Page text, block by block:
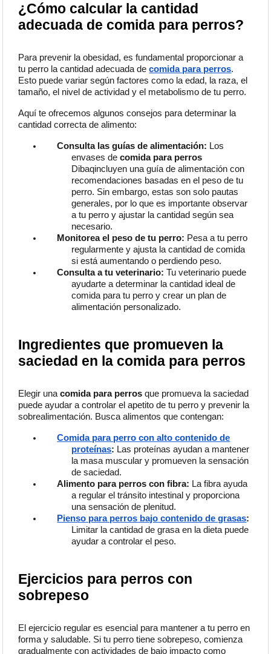
¿Cómo calcular la cantidad
adecuada de comida para perros?
Para prevenir la obesidad, es fundamental proporcionar a
tu perro la cantidad adecuada decomida para perros.
Esto puede variar según factores como la edad, la raza, el
tamaño, el nivel de actividad y el metabolismo de tu perro.
Aquí te ofrecemos algunos consejos para determinar la
cantidad correcta de alimento:
Consulta las guías de alimentación: Los
envases decomida para perros
Dibaqincluyen una guía de alimentación con
recomendaciones basadas en el peso de tu
perro. Sin embargo, estas son solo pautas
generales, por lo que es importante observar
a tu perro y ajustar la cantidad según sea
necesario.
Monitorea el peso de tu perro: Pesa a tu perro
regularmente y ajusta la cantidad de comida
si está aumentando o perdiendo peso.
Consulta a tu veterinario: Tu veterinario puede
ayudarte a determinar la cantidad ideal de
comida para tu perro y crear un plan de
alimentación personalizado.
Ingredientes que promueven la
saciedad en la comida para perros
Elegir unacomida para perros que promueva la saciedad
puede ayudar a controlar el apetito de tu perro y prevenir la
sobrealimentación. Busca alimentos que contengan:
Comida para perro con alto contenido de
proteínas: Las proteínas ayudan a mantener
la masa muscular y promueven la sensación
de saciedad.
Alimento para perros con fibra: La fibra ayuda
a regular el tránsito intestinal y proporciona
una sensación de plenitud.
Pienso para perros bajo contenido de grasas:
Limitar la cantidad de grasa en la dieta puede
ayudar a controlar el peso.
Ejercicios para perros con
sobrepeso
El ejercicio regular es esencial para mantener a tu perro en
forma y saludable. Si tu perro tiene sobrepeso, comienza
gradualmente con actividades de bajo impacto como